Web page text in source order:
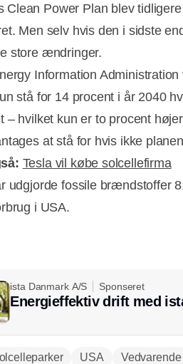
Clean Power Plan blev
Men selv hvis den i sidste
store ændringer.
Information
stå for 14 procent i år 2040
– hvilket kun er to procent
at stå for hvis ikke
Tesla vil købe solcellefirma
udgjorde fossile brændstoffer
i USA.
ista Danmark A/S Sponseret
Energieffektiv drift med
USA